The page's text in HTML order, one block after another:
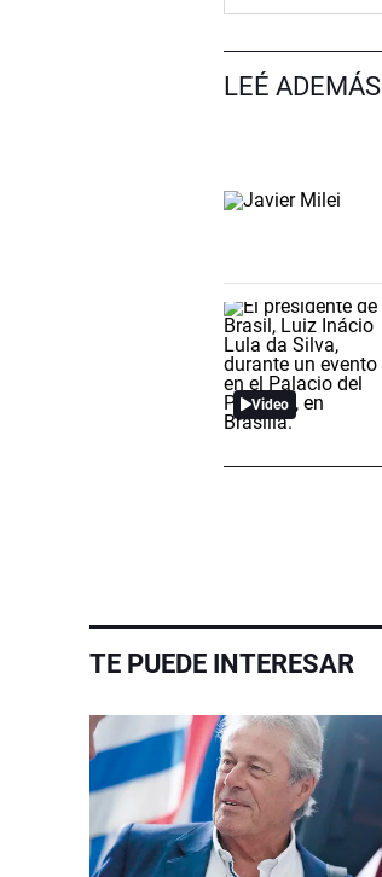
LEÉ ADEMÁS
Video
TE PUEDE INTERESAR